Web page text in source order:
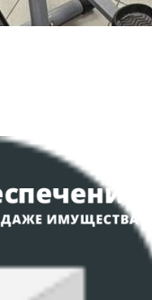
торгов
персональных